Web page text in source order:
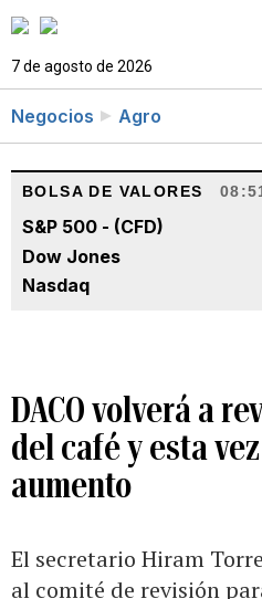
7 de agosto de 2026
Negocios Agro
BOLSA DE VALORES
S&P 500 - (CFD)
Dow Jones
Nasdaq
DACO volverá a
del café y esta
aumento
El secretario Hiram
al comité de revisión